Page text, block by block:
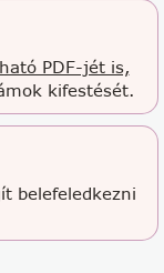
PDF-jét is,
kifestését.
belefeledkezni